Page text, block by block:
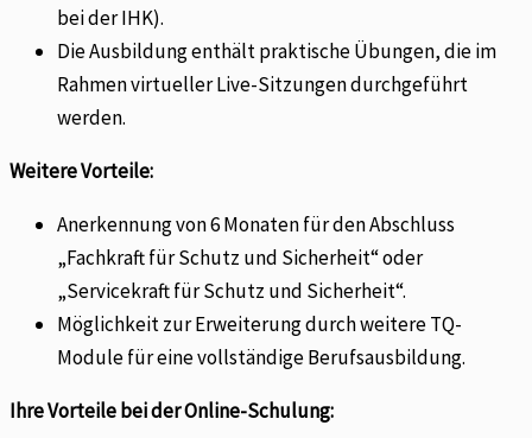
bei der IHK).
Die Ausbildung enthält praktische Übungen, die im
Rahmen virtueller Live-Sitzungen durchgeführt
werden.
Weitere Vorteile:
Anerkennung von 6 Monaten für den Abschluss
„Fachkraft für Schutz und Sicherheit“ oder
„Servicekraft für Schutz und Sicherheit“.
Möglichkeit zur Erweiterung durch weitere TQ-
Module für eine vollständige Berufsausbildung.
Ihre Vorteile bei der Online-Schulung: